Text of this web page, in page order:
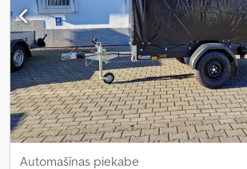
Automašīnas piekabe